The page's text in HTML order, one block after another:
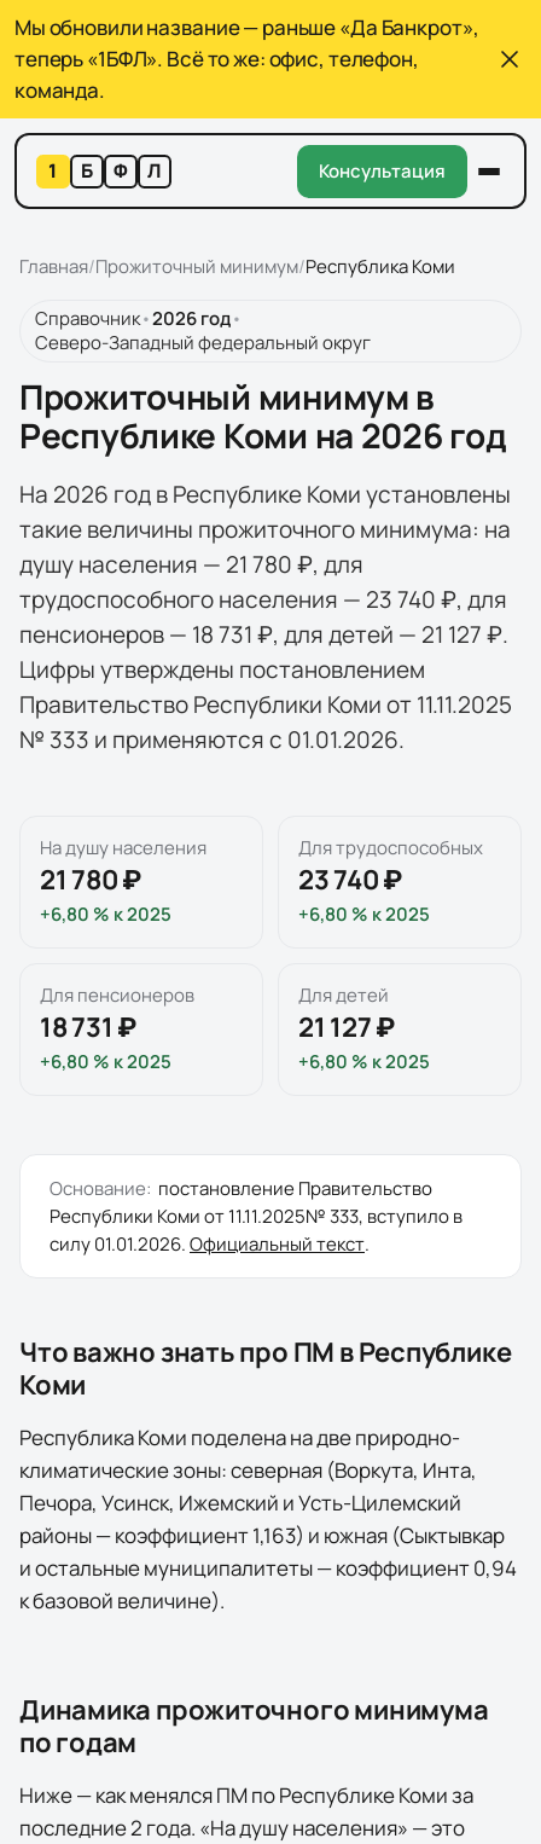
Мы обновили название — раньше «Да Банкрот»,
теперь «1БФЛ». Всё то же: офис, телефон,
команда.
1 Б Ф Л Консультация
Главная/Прожиточный минимум/Республика Коми
Справочник•2026год•
Северо-Западный федеральный округ
Прожиточный минимум в
Республике Коми на 2026 год
На 2026 год в Республике Коми установлены
такие величины прожиточного минимума: на
душу населения — 21 780 ₽, для
трудоспособного населения — 23 740 ₽, для
пенсионеров — 18 731 ₽, для детей — 21 127 ₽.
Цифры утверждены постановлением
Правительство Республики Коми от 11.11.2025
№ 333 и применяются с 01.01.2026.
На душу населения
21 780 ₽
+6,80 % к2025
Для трудоспособных
23 740 ₽
+6,80 % к2025
Для пенсионеров
18 731 ₽
+6,80 % к2025
Для детей
21 127 ₽
+6,80 % к2025
Основание: постановлениеПравительство
Республики Комиот11.11.2025№ 333, вступило в
силу01.01.2026.Официальный текст.
Что важно знать про ПМ вРеспублике
Коми
Республика Коми поделена на две природно-
климатические зоны: северная (Воркута, Инта,
Печора, Усинск, Ижемский и Усть-Цилемский
районы — коэффициент 1,163) и южная (Сыктывкар
и остальные муниципалитеты — коэффициент 0,94
к базовой величине).
Динамика прожиточного минимума
по годам
Ниже — как менялся ПМ поРеспублике Комиза
последние2 года. «На душу населения» — это